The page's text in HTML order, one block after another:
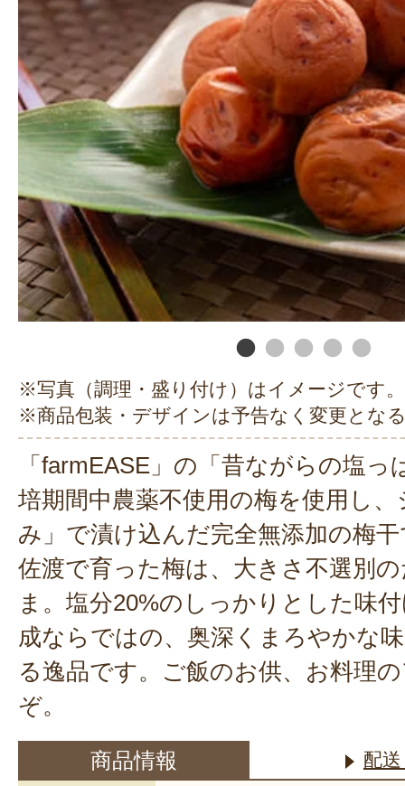
※写真（調理・盛り付け）はイメージです。
※商品包装・デザインは予告なく変更とな
「farmEASE」の「昔ながらの塩っ
培期間中農薬不使用の梅を使用し
み」で漬け込んだ完全無添加の梅
佐渡で育った梅は、大きさ不選別
ま。塩分20%のしっかりとした味
成ならではの、奥深くまろやかな
る逸品です。ご飯のお供、お料理
ぞ。
商品情報 配